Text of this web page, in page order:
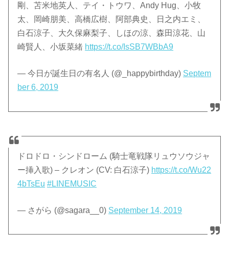
剛、苫米地英人、テイ・トウワ、Andy Hug、小牧
太、岡崎朋美、高橋広樹、阿部典史、日之内エミ、
白石涼子、大久保麻梨子、しほの涼、森田涼花、山
崎賢人、小坂菜緒 https://t.co/IsSB7WBbA9
— 今日が誕生日の有名人 (@_happybirthday) Septem
ber 6, 2019
ドロドロ・シンドローム (騎士竜戦隊リュウソウジャ
ー挿入歌) – クレオン (CV: 白石涼子) https://t.co/Wu22
4bTsEu #LINEMUSIC
— さがら (@sagara__0) September 14, 2019